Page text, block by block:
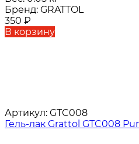
Бренд: GRATTOL
350 ₽
В корзину
Артикул: GTC008
Гель-лак Grattol GTC008